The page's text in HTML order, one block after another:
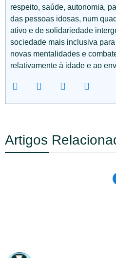
respeito, saúde, autonomia,
das pessoas idosas, num
ativo e de solidariedade
sociedade mais inclusiva
novas mentalidades e
relativamente à idade e ao
Artigos